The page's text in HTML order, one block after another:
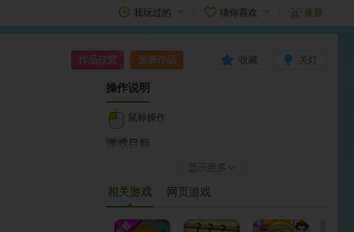
我玩过的 猜你喜欢 换肤
关灯
收藏
操作说明
鼠标操作
游戏目标
右上角的“发表作品”，登录自己的4399帐号，这样就
可以将图片保存到作品区了。
作品成功发表后，会立即显示在【我的作品】列表
相关游戏 网页游戏